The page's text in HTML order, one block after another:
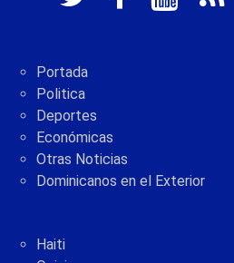
Portada
Politica
Deportes
Económicas
Otras Noticias
Dominicanos en el Exterior
Haiti